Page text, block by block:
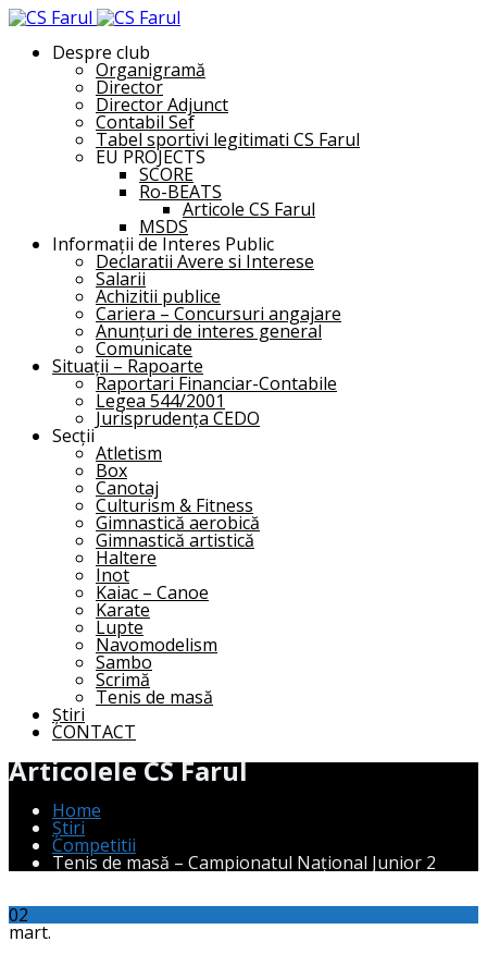
Despre club
Organigramă
Director
Director Adjunct
Contabil Sef
Tabel sportivi legitimati CS Farul
EU PROJECTS
SCORE
Ro-BEATS
Articole CS Farul
MSDS
Informații de Interes Public
Declaratii Avere si Interese
Salarii
Achizitii publice
Cariera – Concursuri angajare
Anunțuri de interes general
Comunicate
Situații – Rapoarte
Raportari Financiar-Contabile
Legea 544/2001
Jurisprudența CEDO
Secții
Atletism
Box
Canotaj
Culturism & Fitness
Gimnastică aerobică
Gimnastică artistică
Haltere
Inot
Kaiac – Canoe
Karate
Lupte
Navomodelism
Sambo
Scrimă
Tenis de masă
Știri
CONTACT
Articolele CS Farul
Home
Știri
Competitii
Tenis de masă – Campionatul Național Junior 2
02
mart.